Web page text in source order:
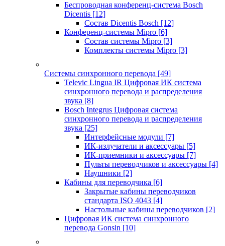
Беспроводная конференц-система Bosch
Dicentis [12]
Состав Dicentis Bosch [12]
Конференц-системы Mipro [6]
Состав системы Mipro [3]
Комплекты системы Mipro [3]
Системы синхронного перевода [49]
Televic Lingua IR Цифровая ИК система
синхронного перевода и распределения
звука [8]
Bosch Integrus Цифровая система
синхронного перевода и распределения
звука [25]
Интерфейсные модули [7]
ИК-излучатели и аксессуары [5]
ИК-приемники и аксессуары [7]
Пульты переводчиков и аксессуары [4]
Наушники [2]
Кабины для переводчика [6]
Закрытые кабины переводчиков
стандарта ISO 4043 [4]
Настольные кабины переводчиков [2]
Цифровая ИК система синхронного
перевода Gonsin [10]